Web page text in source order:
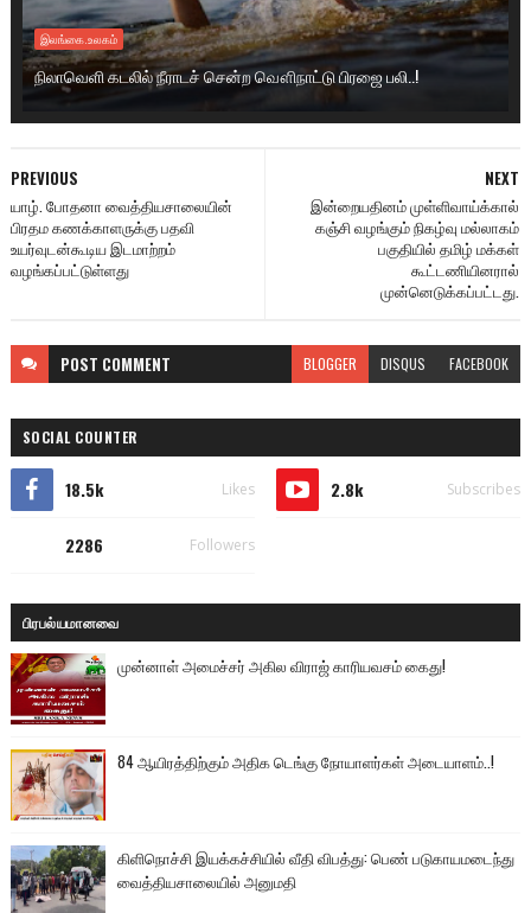
இலங்கை.உலகம்
நிலாவெளி கடலில் நீராடச் சென்ற வௌிநாட்டு பிரஜை பலி..!
NEXT
இன்றையதினம் முள்ளிவாய்க்கால்
கஞ்சி வழங்கும் நிகழ்வு மல்லாகம்
பகுதியில் தமிழ் மக்கள்
கூட்டணியினரால்
முன்னெடுக்கப்பட்டது.
PREVIOUS
யாழ். போதனா வைத்தியசாலையின்
பிரதம கணக்காளருக்கு பதவி
உயர்வுடன்கூடிய இடமாற்றம்
வழங்கப்பட்டுள்ளது
POST COMMENT BLOGGER DISQUS FACEBOOK
SOCIAL COUNTER
18.5k Likes 2.8k Subscribes
2286 Followers
பிரபல்யமானவை
முன்னாள் அமைச்சர் அகில விராஜ் காரியவசம் கைது!
84 ஆயிரத்திற்கும் அதிக டெங்கு நோயாளர்கள் அடையாளம்..!
கிளிநொச்சி இயக்கச்சியில் வீதி விபத்து: பெண் படுகாயமடைந்து
வைத்தியசாலையில் அனுமதி